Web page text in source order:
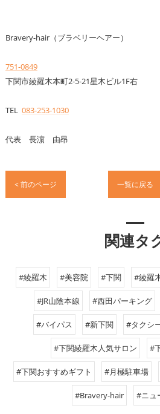
Bravery-hair（ブラベリーヘアー）
751-0849
下関市綾羅木本町2-5-21星木ビル1F右
TEL 083-253-1030
代表 長濵 由昂
< 前のページ 一覧に戻る
関連タ
#綾羅木 #美容院 #下関 #綾羅
#JR山陰本線 #西田パーキング
#バイパス #新下関 #タクシ
#下関綾羅木人気サロン #
#下関おすすめギフト #月極駐車場
#Bravery-hair #ニュ